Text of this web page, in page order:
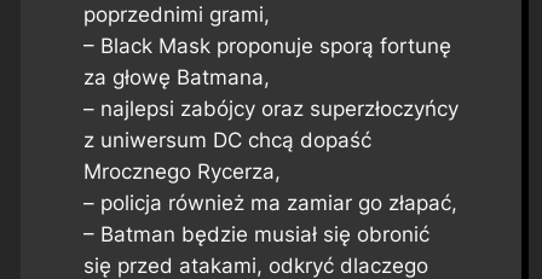
poprzednimi grami,
– Black Mask proponuje sporą fortunę
za głowę Batmana,
– najlepsi zabójcy oraz superzłoczyńcy
z uniwersum DC chcą dopaść
Mrocznego Rycerza,
– policja również ma zamiar go złapać,
– Batman będzie musiał się obronić
się przed atakami, odkryć dlaczego